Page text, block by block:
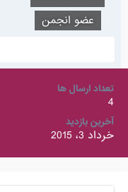
عضو انجمن
تعداد ارسال ها
4
آخرین بازدید
خرداد 3، 2015